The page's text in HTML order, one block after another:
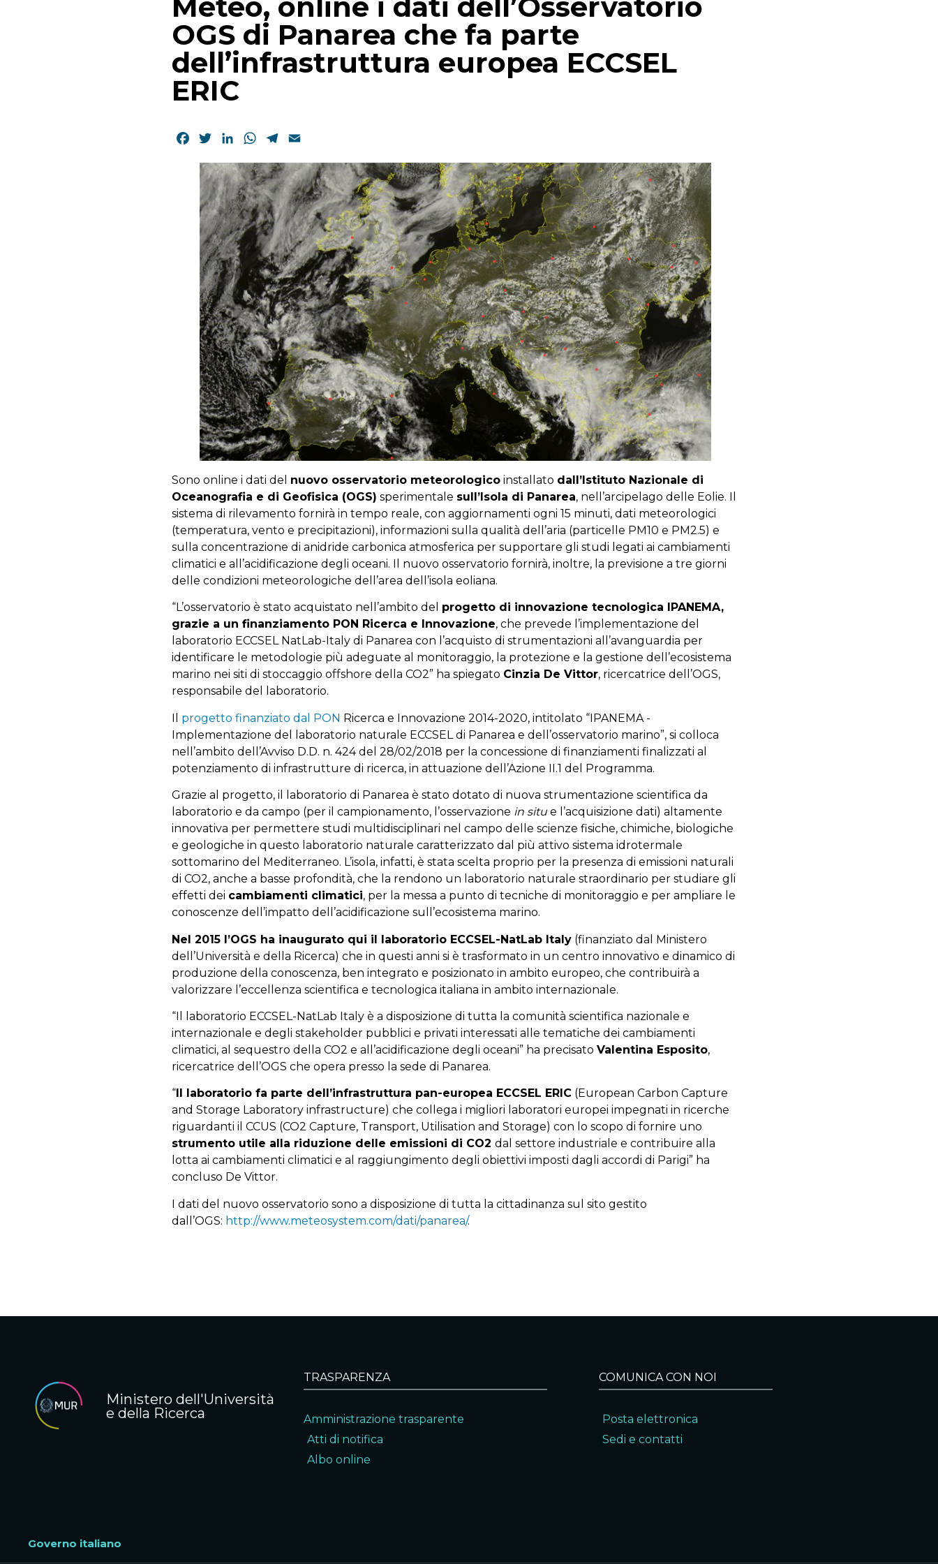
Meteo, online i dati dell’Osservatorio
OGS di Panarea che fa parte
dell’infrastruttura europea ECCSEL
ERIC
Facebook
TwitterLinkedInWhatsApp
Telegram
Sono online i dati del nuovo osservatorio meteorologico installato dall’Istituto Nazionale di
Oceanografia e di Geofisica (OGS) sperimentale sull’Isola di Panarea, nell’arcipelago delle Eolie. Il
sistema di rilevamento fornirà in tempo reale, con aggiornamenti ogni 15 minuti, dati meteorologici
(temperatura, vento e precipitazioni), informazioni sulla qualità dell’aria (particelle PM10 e PM2.5) e
sulla concentrazione di anidride carbonica atmosferica per supportare gli studi legati ai cambiamenti
climatici e all’acidificazione degli oceani. Il nuovo osservatorio fornirà, inoltre, la previsione a tre giorni
delle condizioni meteorologiche dell’area dell’isola eoliana.
“L’osservatorio è stato acquistato nell’ambito del progetto di innovazione tecnologica IPANEMA,
grazie a un finanziamento PON Ricerca e Innovazione, che prevede l’implementazione del
laboratorio ECCSEL NatLab-Italy di Panarea con l’acquisto di strumentazioni all’avanguardia per
identificare le metodologie più adeguate al monitoraggio, la protezione e la gestione dell’ecosistema
marino nei siti di stoccaggio offshore della CO2” ha spiegato Cinzia De Vittor, ricercatrice dell’OGS,
responsabile del laboratorio.
Il progetto finanziato dal PON Ricerca e Innovazione 2014-2020, intitolato “IPANEMA -
Implementazione del laboratorio naturale ECCSEL di Panarea e dell’osservatorio marino”, si colloca
nell’ambito dell’Avviso D.D. n. 424 del 28/02/2018 per la concessione di finanziamenti finalizzati al
potenziamento di infrastrutture di ricerca, in attuazione dell’Azione II.1 del Programma.
Grazie al progetto, il laboratorio di Panarea è stato dotato di nuova strumentazione scientifica da
laboratorio e da campo (per il campionamento, l’osservazione in situ e l’acquisizione dati) altamente
innovativa per permettere studi multidisciplinari nel campo delle scienze fisiche, chimiche, biologiche
e geologiche in questo laboratorio naturale caratterizzato dal più attivo sistema idrotermale
sottomarino del Mediterraneo. L’isola, infatti, è stata scelta proprio per la presenza di emissioni naturali
di CO2, anche a basse profondità, che la rendono un laboratorio naturale straordinario per studiare gli
effetti dei cambiamenti climatici, per la messa a punto di tecniche di monitoraggio e per ampliare le
conoscenze dell’impatto dell’acidificazione sull’ecosistema marino.
Nel 2015 l’OGS ha inaugurato qui il laboratorio ECCSEL-NatLab Italy (finanziato dal Ministero
dell’Università e della Ricerca) che in questi anni si è trasformato in un centro innovativo e dinamico di
produzione della conoscenza, ben integrato e posizionato in ambito europeo, che contribuirà a
valorizzare l’eccellenza scientifica e tecnologica italiana in ambito internazionale.
“Il laboratorio ECCSEL-NatLab Italy è a disposizione di tutta la comunità scientifica nazionale e
internazionale e degli stakeholder pubblici e privati interessati alle tematiche dei cambiamenti
climatici, al sequestro della CO2 e all’acidificazione degli oceani” ha precisatoValentina Esposito,
ricercatrice dell’OGS che opera presso la sede di Panarea.
“ Il laboratorio fa parte dell’infrastruttura pan-europea ECCSEL ERIC (European Carbon Capture
and Storage Laboratory infrastructure) che collega i migliori laboratori europei impegnati in ricerche
riguardanti il CCUS (CO2 Capture, Transport, Utilisation and Storage) con lo scopo di fornire uno
strumento utile alla riduzione delle emissioni di CO2dal settore industriale e contribuire alla
lotta ai cambiamenti climatici e al raggiungimento degli obiettivi imposti dagli accordi di Parigi” ha
concluso De Vittor.
I dati del nuovo osservatorio sono a disposizione di tutta la cittadinanza sul sito gestito
dall’OGS: http://www.meteosystem.com/dati/panarea/.
Ministero dell'Università
e della Ricerca
TRASPARENZA
Amministrazione trasparente
Atti di notifica
Albo online
COMUNICA CON NOI
Posta elettronica
Sedi e contatti
Governo italiano